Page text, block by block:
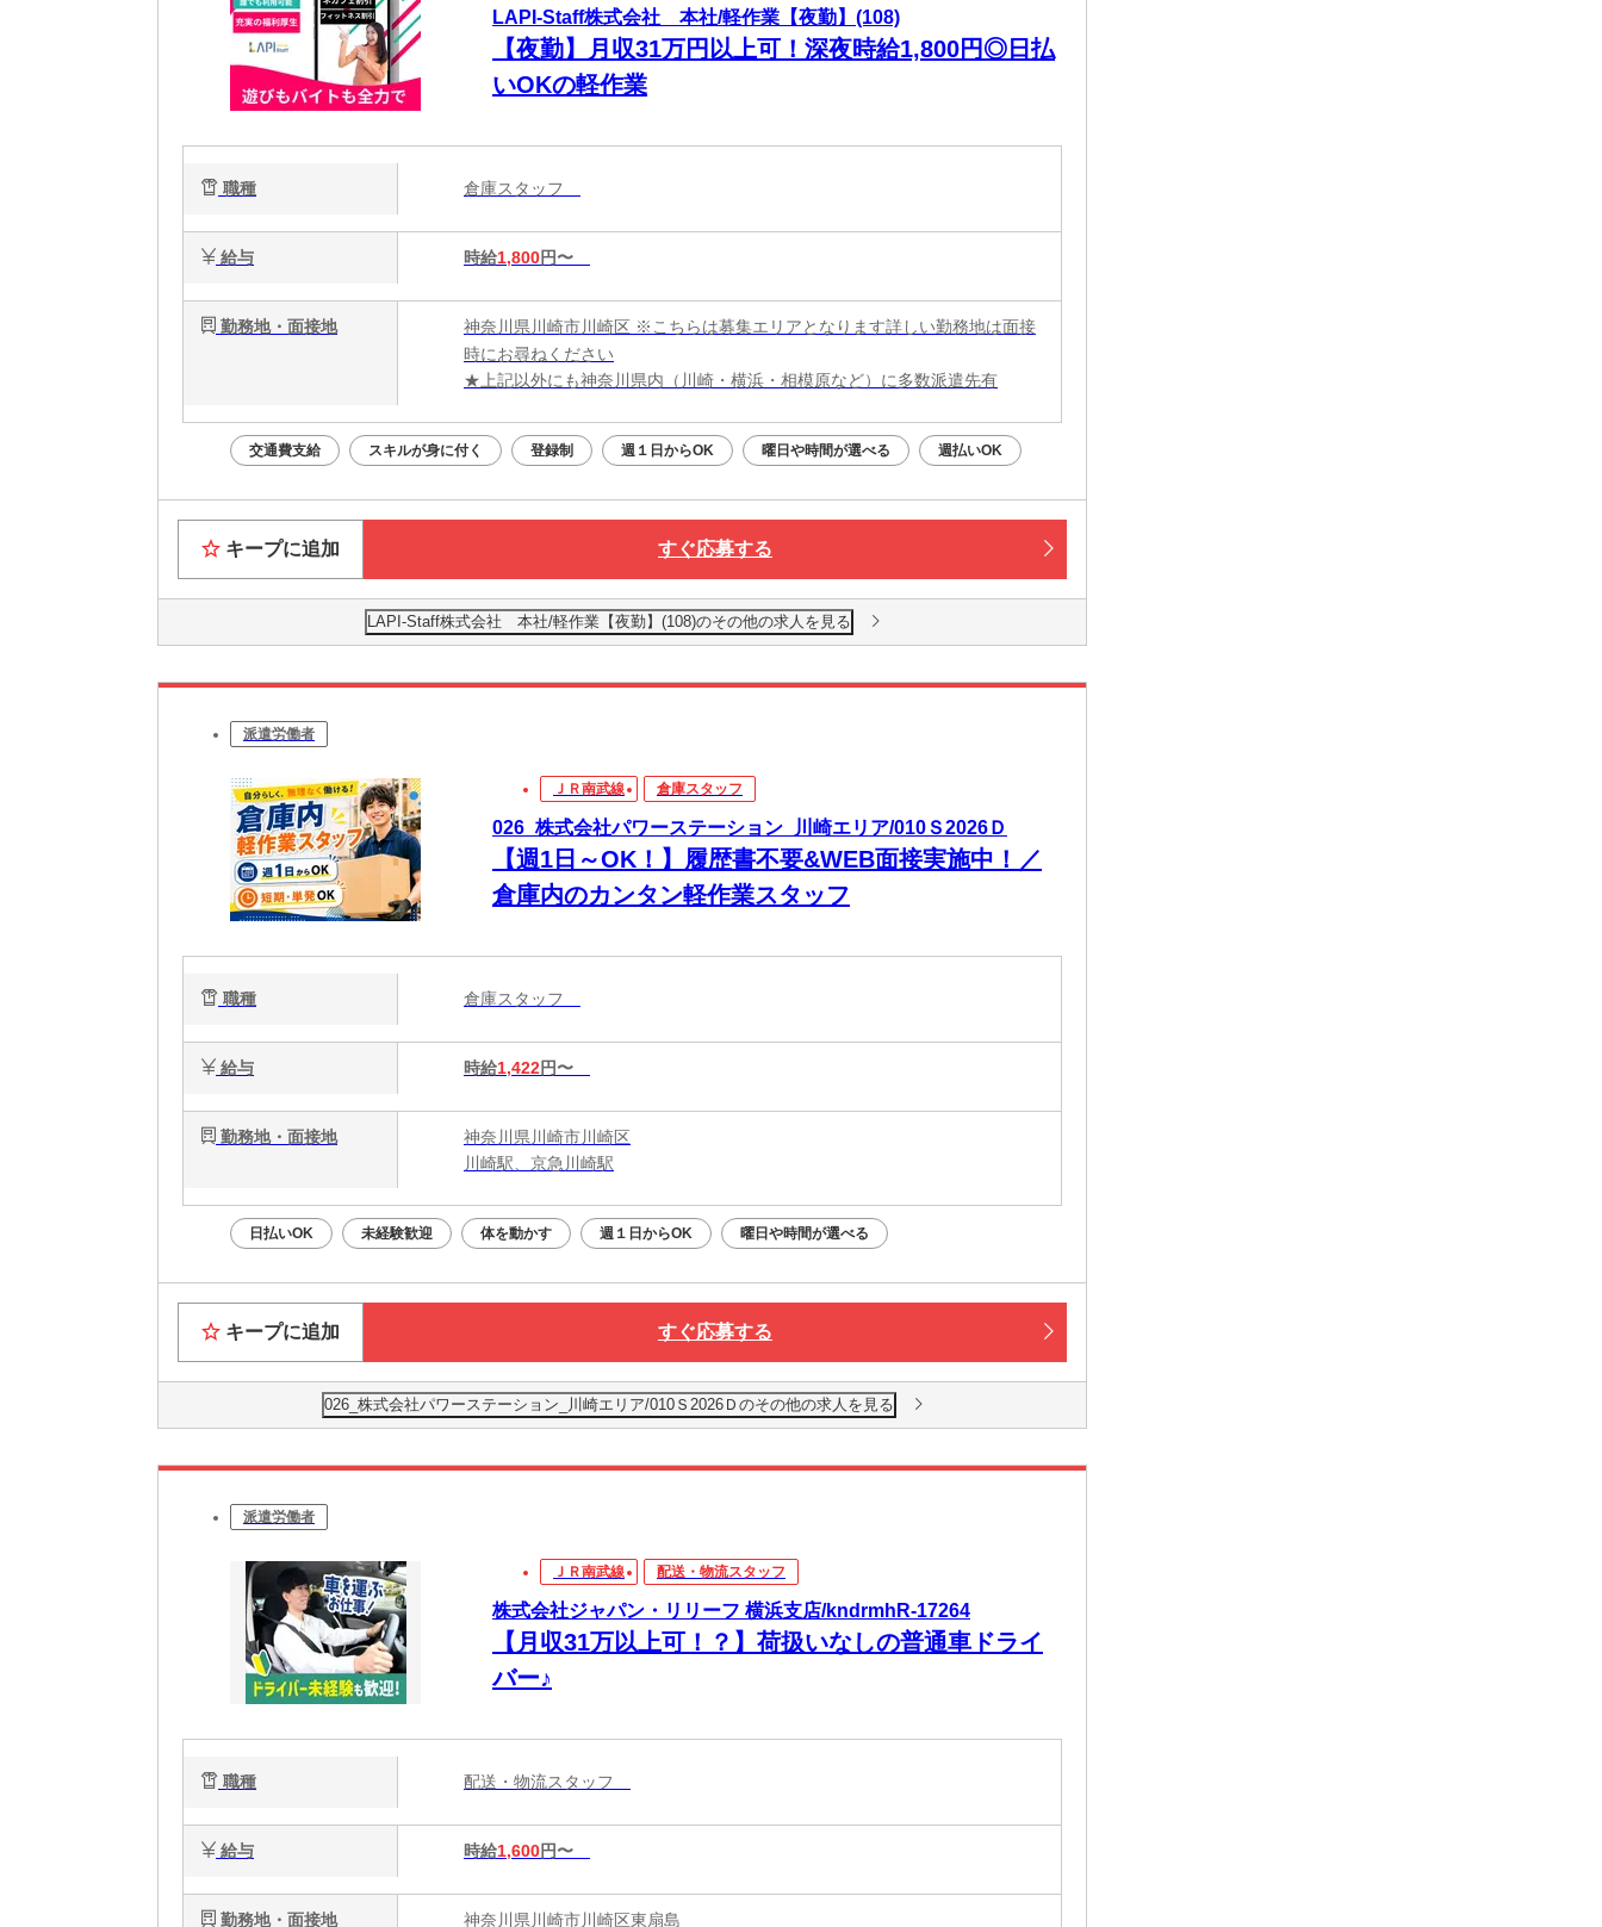
LAPI-Staff株式会社 本社/軽作業【夜勤】(108)
【夜勤】月収31万円以上可！深夜時給1,800円◎日払
いOKの軽作業
職種 倉庫スタッフ
給与 時給1,800円〜
勤務地・面接地
神奈川県川崎市川崎区 ※こちらは募集エリアとなります詳しい勤務地は面接
時にお尋ねください
★上記以外にも神奈川県内（川崎・横浜・相模原など）に多数派遣先有
交通費支給 スキルが身に付く 登録制 週１日からOK 曜日や時間が選べる 週払いOK
キープに追加 すぐ応募する
LAPI-Staff株式会社 本社/軽作業【夜勤】(108)のその他の求人を見る
派遣労働者
ＪＲ南武線 倉庫スタッフ
026_株式会社パワーステーション_川崎エリア/010Ｓ2026Ｄ
【週1日～OK！】履歴書不要&WEB面接実施中！／
倉庫内のカンタン軽作業スタッフ
職種 倉庫スタッフ
給与 時給1,422円〜
勤務地・面接地
神奈川県川崎市川崎区
川崎駅、京急川崎駅
日払いOK 未経験歓迎 体を動かす 週１日からOK 曜日や時間が選べる
キープに追加 すぐ応募する
026_株式会社パワーステーション_川崎エリア/010Ｓ2026Ｄのその他の求人を見る
派遣労働者
ＪＲ南武線 配送・物流スタッフ
株式会社ジャパン・リリーフ 横浜支店/kndrmhR-17264
【月収31万以上可！？】荷扱いなしの普通車ドライ
バー♪
職種 配送・物流スタッフ
給与 時給1,600円〜
勤務地・面接地 神奈川県川崎市川崎区東扇島